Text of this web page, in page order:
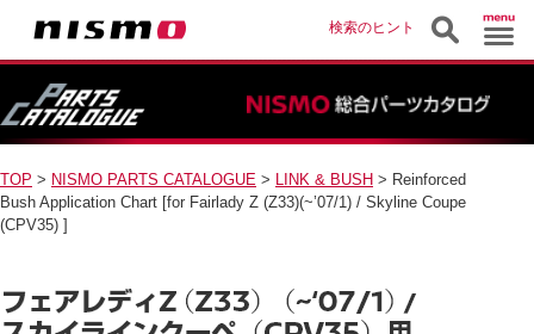
検索のヒント
TOP > NISMO PARTS CATALOGUE > LINK & BUSH > Reinforced
Bush Application Chart [for Fairlady Z (Z33)(~’07/1) / Skyline Coupe
(CPV35) ]